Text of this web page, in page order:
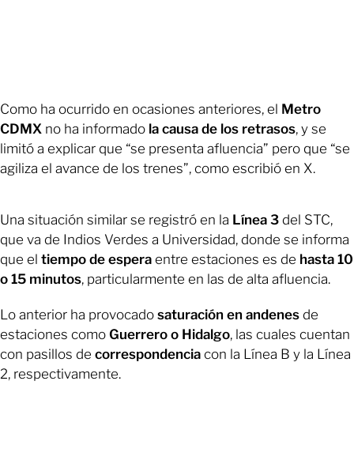
Como ha ocurrido en ocasiones anteriores, el Metro
CDMX no ha informado la causa de los retrasos, y se
limitó a explicar que “se presenta afluencia” pero que “se
agiliza el avance de los trenes”, como escribió en X.
Una situación similar se registró en la Línea 3 del STC,
que va de Indios Verdes a Universidad, donde se informa
que el tiempo de espera entre estaciones es de hasta 10
o 15 minutos, particularmente en las de alta afluencia.
Lo anterior ha provocado saturación en andenes de
estaciones como Guerrero o Hidalgo, las cuales cuentan
con pasillos de correspondencia con la Línea B y la Línea
2, respectivamente.